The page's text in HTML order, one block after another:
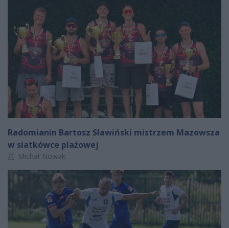
Radomianin Bartosz Sławiński mistrzem Mazowsza
w siatkówce plażowej
Autor artykułu:
Michał Nowak